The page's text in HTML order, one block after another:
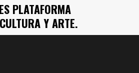
PLATAFORMA
Y ARTE.